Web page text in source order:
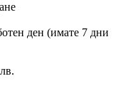
ден (имате 7 дни